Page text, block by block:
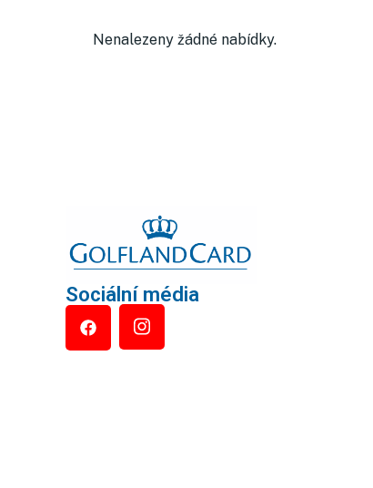
Nenalezeny žádné nabídky.
Sociální média